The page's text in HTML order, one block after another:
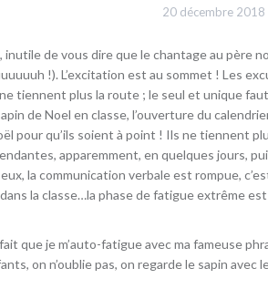
20 décembre 2018
inutile de vous dire que le chantage au père
!). L’excitation est au sommet ! Les
tiennent plus la route ; le seul et unique
de Noel en classe, l’ouverture du
pour qu’ils soient à point ! Ils ne tiennent
apparemment, en quelques jours,
la communication verbale est rompue,
la classe…la phase de fatigue extrême
que je m’auto-fatigue avec ma fameuse
on n’oublie pas, on regarde le sapin